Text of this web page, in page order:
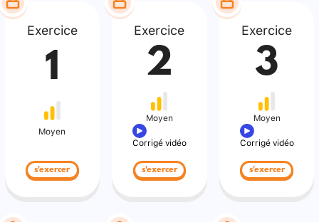
Exercice
1
Moyen
s'exercer
Exercice
2
Moyen
Corrigé vidéo
s'exercer
Exercice
3
Moyen
Corrigé vidéo
s'exercer